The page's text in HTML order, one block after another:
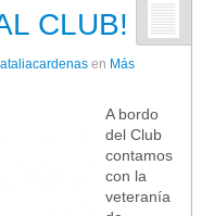
CLUB!
en Más
A bordo
del Club
contamos
con la
veteranía